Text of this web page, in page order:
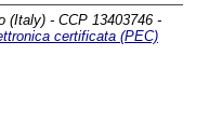
(Italy) - CCP 13403746 -
certificata (PEC)